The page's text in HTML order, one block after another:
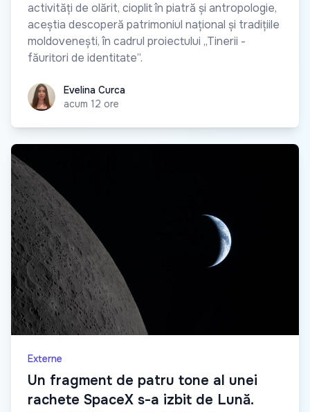
activități de olărit, cioplit în piatră și antropologie,
aceștia descoperă patrimoniul național și tradițiile
moldovenești, în cadrul proiectului „Tinerii -
făuritori de identitate”.
Evelina CurcaEvelina Curca
acum 12 ore
Externe
Un fragment de patru tone al unei
rachete SpaceX s-a izbit de Lună.